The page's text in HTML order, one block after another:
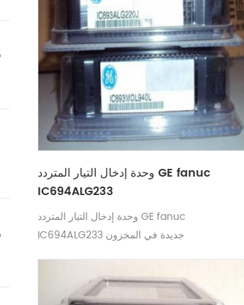
وحدة إدخال التيار المتردد GE fanuc
IC694ALG233
وحدة إدخال التيار المتردد GE fanuc
IC694ALG233 جديدة في المخزون